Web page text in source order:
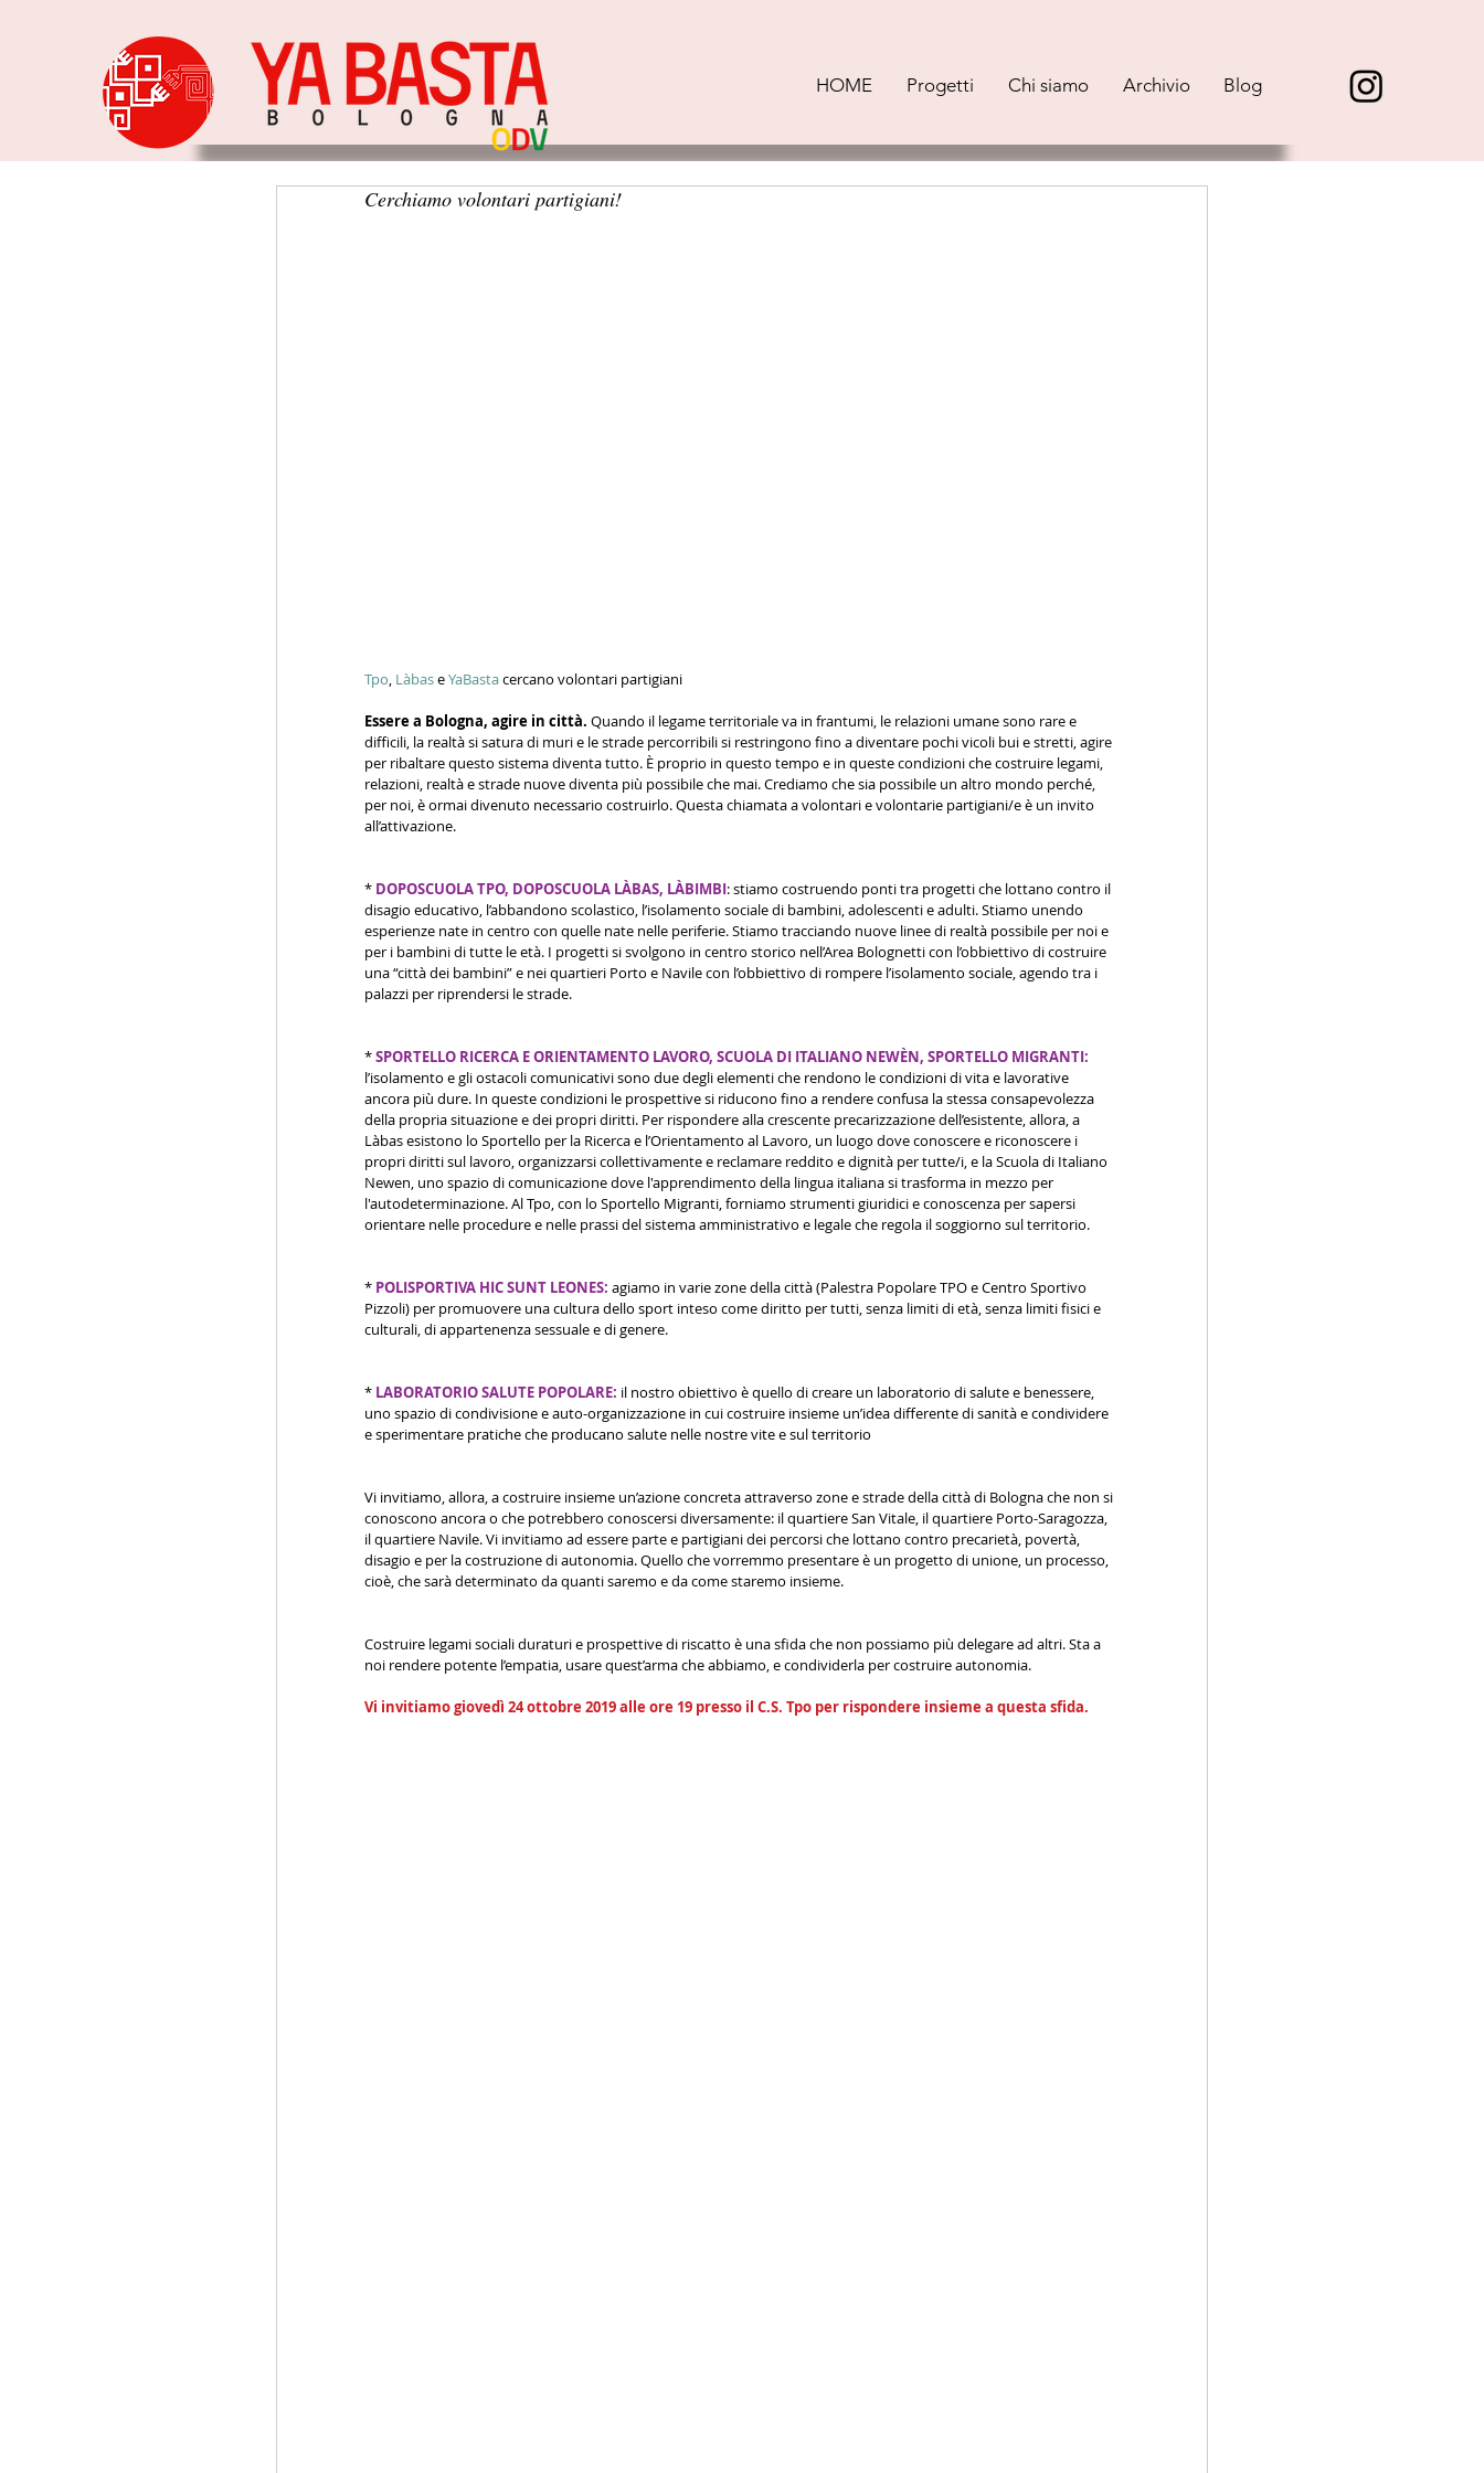
HOME Progetti Chi siamo Archivio Blog
Cerchiamo volontari partigiani!
Tpo, Làbas e YaBasta cercano volontari partigiani
Essere a Bologna, agire in città. Quando il legame territoriale va in frantumi, le relazioni umane sono rare e
difficili, la realtà si satura di muri e le strade percorribili si restringono fino a diventare pochi vicoli bui e stretti, agire
per ribaltare questo sistema diventa tutto. È proprio in questo tempo e in queste condizioni che costruire legami,
relazioni, realtà e strade nuove diventa più possibile che mai. Crediamo che sia possibile un altro mondo perché,
per noi, è ormai divenuto necessario costruirlo. Questa chiamata a volontari e volontarie partigiani/e è un invito
all’attivazione.
* DOPOSCUOLA TPO, DOPOSCUOLA LÀBAS, LÀBIMBI: stiamo costruendo ponti tra progetti che lottano contro il
disagio educativo, l’abbandono scolastico, l’isolamento sociale di bambini, adolescenti e adulti. Stiamo unendo
esperienze nate in centro con quelle nate nelle periferie. Stiamo tracciando nuove linee di realtà possibile per noi e
per i bambini di tutte le età. I progetti si svolgono in centro storico nell’Area Bolognetti con l’obbiettivo di costruire
una “città dei bambini” e nei quartieri Porto e Navile con l’obbiettivo di rompere l’isolamento sociale, agendo tra i
palazzi per riprendersi le strade.
* SPORTELLO RICERCA E ORIENTAMENTO LAVORO, SCUOLA DI ITALIANO NEWÈN, SPORTELLO MIGRANTI:
l’isolamento e gli ostacoli comunicativi sono due degli elementi che rendono le condizioni di vita e lavorative
ancora più dure. In queste condizioni le prospettive si riducono fino a rendere confusa la stessa consapevolezza
della propria situazione e dei propri diritti. Per rispondere alla crescente precarizzazione dell’esistente, allora, a
Làbas esistono lo Sportello per la Ricerca e l’Orientamento al Lavoro, un luogo dove conoscere e riconoscere i
propri diritti sul lavoro, organizzarsi collettivamente e reclamare reddito e dignità per tutte/i, e la Scuola di Italiano
Newen, uno spazio di comunicazione dove l'apprendimento della lingua italiana si trasforma in mezzo per
l'autodeterminazione. Al Tpo, con lo Sportello Migranti, forniamo strumenti giuridici e conoscenza per sapersi
orientare nelle procedure e nelle prassi del sistema amministrativo e legale che regola il soggiorno sul territorio.
* POLISPORTIVA HIC SUNT LEONES: agiamo in varie zone della città (Palestra Popolare TPO e Centro Sportivo
Pizzoli) per promuovere una cultura dello sport inteso come diritto per tutti, senza limiti di età, senza limiti fisici e
culturali, di appartenenza sessuale e di genere.
* LABORATORIO SALUTE POPOLARE: il nostro obiettivo è quello di creare un laboratorio di salute e benessere,
uno spazio di condivisione e auto-organizzazione in cui costruire insieme un’idea differente di sanità e condividere
e sperimentare pratiche che producano salute nelle nostre vite e sul territorio
Vi invitiamo, allora, a costruire insieme un’azione concreta attraverso zone e strade della città di Bologna che non si
conoscono ancora o che potrebbero conoscersi diversamente: il quartiere San Vitale, il quartiere Porto-Saragozza,
il quartiere Navile. Vi invitiamo ad essere parte e partigiani dei percorsi che lottano contro precarietà, povertà,
disagio e per la costruzione di autonomia. Quello che vorremmo presentare è un progetto di unione, un processo,
cioè, che sarà determinato da quanti saremo e da come staremo insieme.
Costruire legami sociali duraturi e prospettive di riscatto è una sfida che non possiamo più delegare ad altri. Sta a
noi rendere potente l’empatia, usare quest’arma che abbiamo, e condividerla per costruire autonomia.
Vi invitiamo giovedì 24 ottobre 2019 alle ore 19 presso il C.S. Tpo per rispondere insieme a questa sfida.